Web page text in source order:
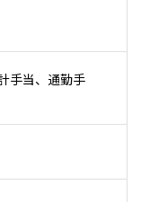
手当、通勤手